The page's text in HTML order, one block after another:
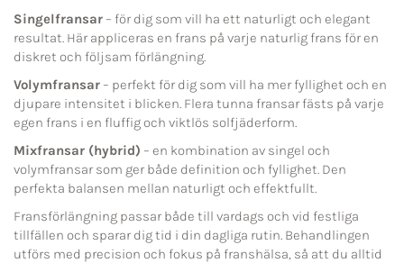
Singelfransar – för dig som vill ha ett naturligt och elegant
resultat. Här appliceras en frans på varje naturlig frans för en
diskret och följsam förlängning.
Volymfransar – perfekt för dig som vill ha mer fyllighet och en
djupare intensitet i blicken. Flera tunna fransar fästs på varje
egen frans i en fluffig och viktlös solfjäderform.
Mixfransar (hybrid) – en kombination av singel och
volymfransar som ger både definition och fyllighet. Den
perfekta balansen mellan naturligt och effektfullt.
Fransförlängning passar både till vardags och vid festliga
tillfällen och sparar dig tid i din dagliga rutin. Behandlingen
utförs med precision och fokus på franshälsa, så att du alltid